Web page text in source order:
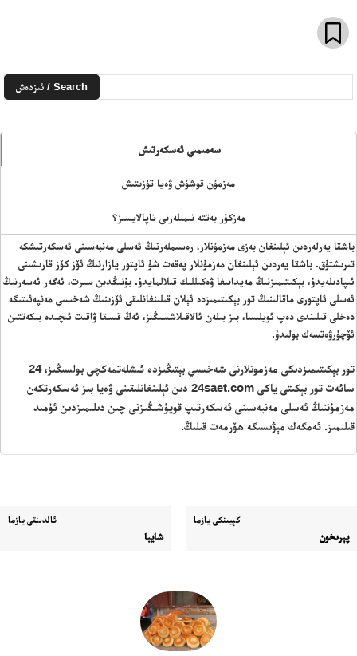
Search / ئىزدەش
سەمىمىي ئەسكەرتىش
مەزمۇن قوشۇش ۋەيا تۈزىتىش
مەزكۇر بەتتە نىمىلەرنى تاپالايسىز؟
باشقا يەرلەردىن ئېلىنغان بەزى مەزمۇنلار، رەسىملەرنىڭ ئەسلى مەنبەسىنى ئەسكەرتىشكە
تىرىشتۇق. باشقا يەردىن ئېلىنغان مەزمۇنلار پەقەت شۇ ئاپتور يازارنىڭ ئۆز كۆز قارىشىنى
ئىپادىلەيدۇ، بېكىتىمىزنىڭ مەيدانىغا ۋەكىللىك قىلالمايدۇ. بۇنىڭدىن سىرت، ئەگەر ئەسەرنىڭ
ئەسلى ئاپتورى ماقالىنىڭ تور بېكىتىمىزدە ئېلان قىلىنغانلىقى ئۆزىنىڭ شەخسىي مەنپەئىتىگە
دەخلى قىلىندى دەپ ئويلىسا، بىز بىلەن ئالاقىلاشسىڭىز، ئەڭ قىسقا ۋاقىت ئىچىدە بىكەتتىن
ئۆچۈرۋەتسەك بولىدۇ.
تور بېكىتىمىزدىكى مەزمونلارنى شەخسىي بېتىڭىزدە ئىشلەتمەكچى بولسىڭىز، 24
سائەت تور بېكىتى ياكى 24saet.com دىن ئېلىنغانلىقىنى ۋەيا بىز ئەسكەرتكەن
مەزمۇننىڭ ئەسلى مەنبەسىنى ئەسكەرتىپ قويۇشىڭىزنى چىن دىلىمىزدىن ئۈمىد
قىلىمىز. ئەمگەك مېۋىسىگە ھۆرمەت قىلىڭ.
ئالدىنقى يازما
شايبا
كېيىنكى يازما
پېرىخون